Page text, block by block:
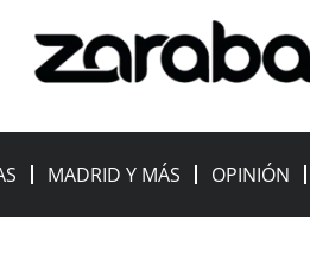
MADRID Y MÁS OPINIÓN